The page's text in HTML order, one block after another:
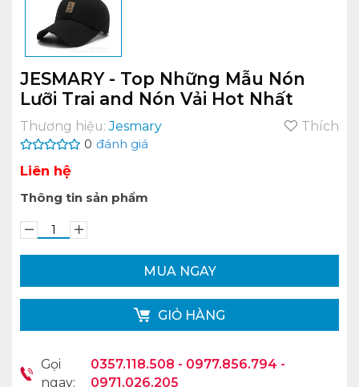
JESMARY - Top Những Mẫu Nón
Lưỡi Trai and Nón Vải Hot Nhất
Thương hiệu:Jesmary Thích
0 đánh giá
Liên hệ
Thông tin sản phẩm
MUA NGAY
GIỎ HÀNG
Gọi
ngay:
0357.118.508 - 0977.856.794 -
0971.026.205